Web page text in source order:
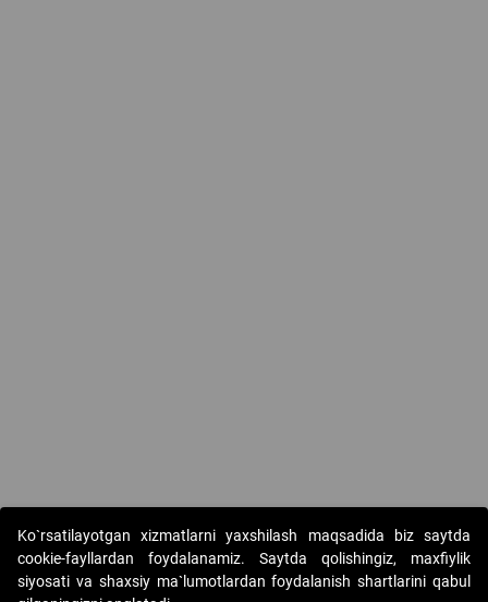
Ko`rsatilayotgan xizmatlarni yaxshilash maqsadida biz saytda
cookie-fayllardan foydalanamiz. Saytda qolishingiz, maxfiylik
siyosati va shaxsiy ma`lumotlardan foydalanish shartlarini qabul